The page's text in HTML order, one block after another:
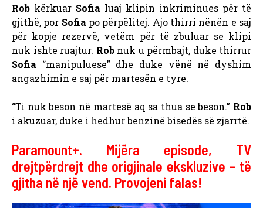
Rob kërkuar Sofia luaj klipin inkriminues për të
gjithë, por Sofia po përpëlitej. Ajo thirri nënën e saj
për kopje rezervë, vetëm për të zbuluar se klipi
nuk ishte ruajtur. Rob nuk u përmbajt, duke thirrur
Sofia “manipuluese” dhe duke vënë në dyshim
angazhimin e saj për martesën e tyre.
“Ti nuk beson në martesë aq sa thua se beson.” Rob
i akuzuar, duke i hedhur benzinë ​​bisedës së zjarrtë.
Paramount+. Mijëra episode, TV
drejtpërdrejt dhe origjinale ekskluzive – të
gjitha në një vend. Provojeni falas!